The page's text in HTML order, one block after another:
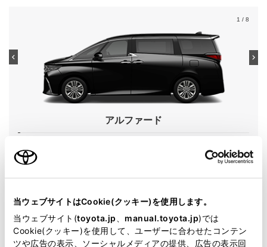
当ウェブサイトはCookie(クッキー)を使用します。
当ウェブサイト(toyota.jp manual.toyota.jp)では
Cookie(クッキー)を使用して、ユーザーに合わせたコンテン
ツや広告の表示、ソーシャルメディアの提供、広告の表示回
1 / 8
アルファード
駆動方式 2WD FF